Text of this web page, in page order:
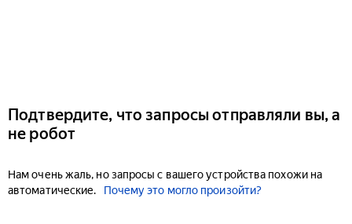
Подтвердите, что запросы отправляли вы, а
не робот
Нам очень жаль, но запросы с вашего устройства похожи на
автоматические.
Почему это могло произойти?